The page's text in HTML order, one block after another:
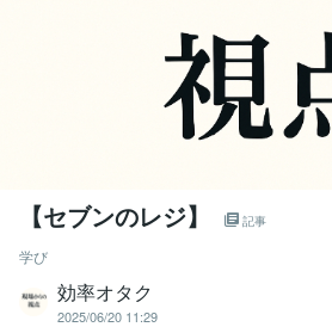
【セブンのレジ】 記事
学び
効率オタク
2025/06/20 11:29